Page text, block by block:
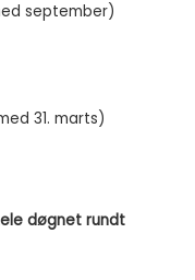
september)
31. marts)
døgnet rundt